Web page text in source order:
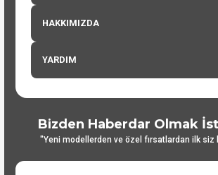
HAKKIMIZDA
YARDIM
Bizden Haberdar Olmak
"Yeni modellerden ve özel fırsatlardan ilk siz